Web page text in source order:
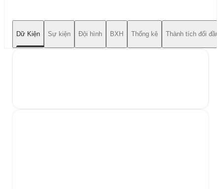
Dữ Kiện Sự kiện Đội hình BXH Thống kê Thành tích đối đầu